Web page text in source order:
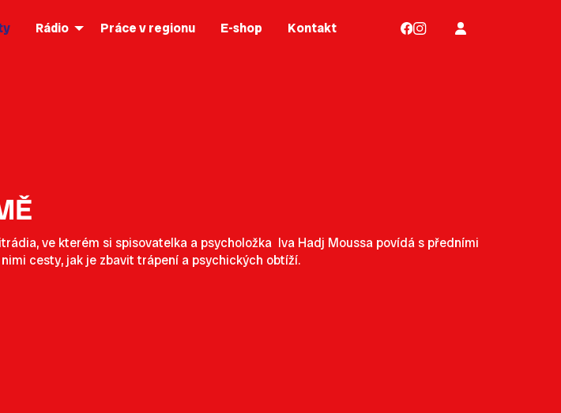
Rádio Práce v regionu E-shop Kontakt
ve kterém si spisovatelka a psycholožka Iva Hadj Moussa povídá s předními
cesty, jak je zbavit trápení a psychických obtíží.